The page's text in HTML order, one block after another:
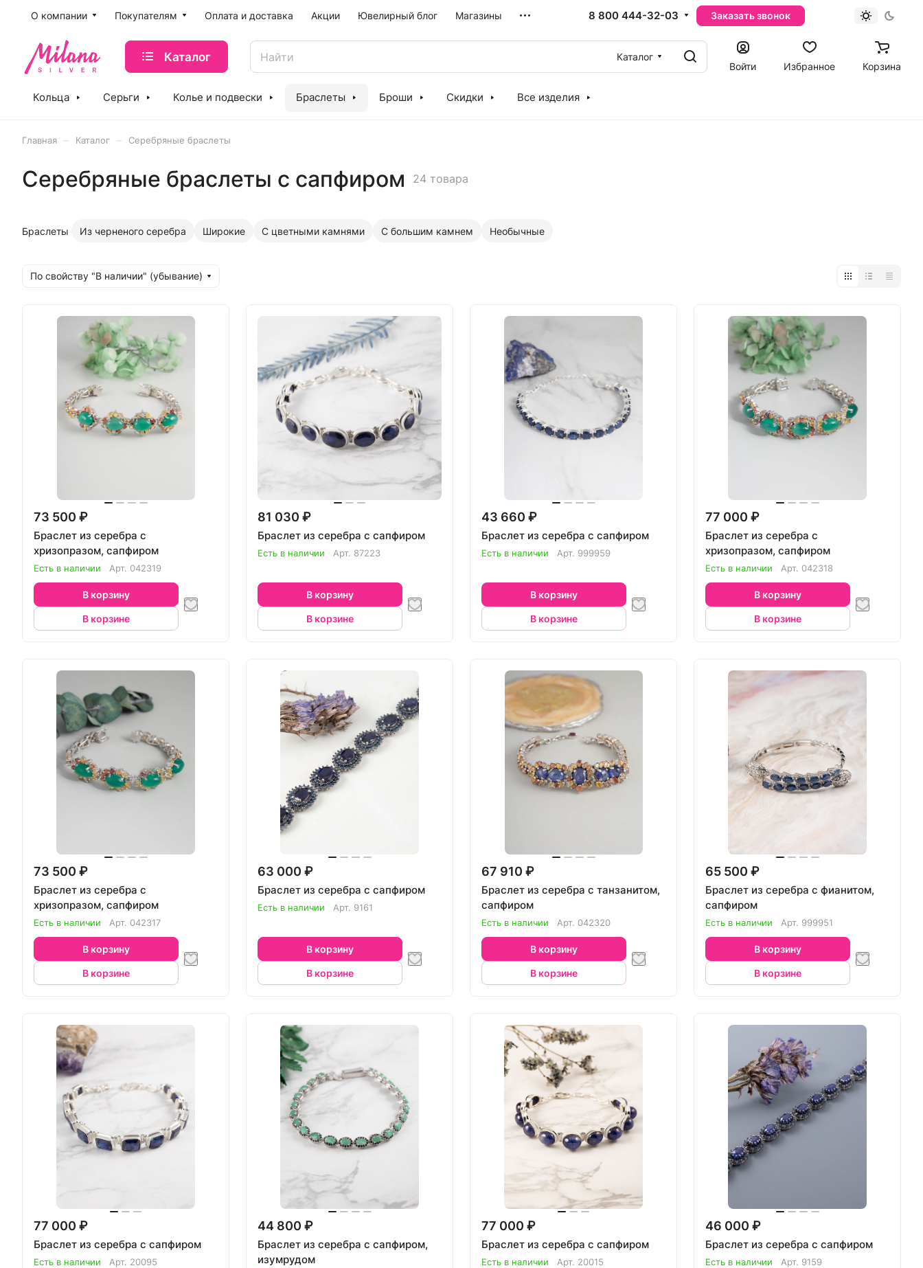
O компании Покупателям Оплата и доставка Акции Ювелирный блог Магазины 8 800 444-32-03 Заказать звонок
Каталог
Каталог
Войти
Избранное Корзина
Кольца Серьги Колье и подвески Браслеты Броши Скидки Все изделия
Главная Каталог Серебряные браслеты
Серебряные браслеты с сапфиром 24 товара
Браслеты Из черненого серебра Широкие С цветными камнями С большим камнем Необычные
По свойству "В наличии" (убывание)
73 500 ₽
Браслет из серебра с
хризопразом, сапфиром
Есть в наличии Арт. 042319
В корзину
В корзине
81 030 ₽
Браслет из серебра с сапфиром
Есть в наличии Арт. 87223
В корзину
В корзине
43 660 ₽
Браслет из серебра с сапфиром
Есть в наличии Арт. 999959
В корзину
В корзине
77 000 ₽
Браслет из серебра с
хризопразом, сапфиром
Есть в наличии Арт. 042318
В корзину
В корзине
73 500 ₽
Браслет из серебра с
хризопразом, сапфиром
Есть в наличии Арт. 042317
В корзину
В корзине
63 000 ₽
Браслет из серебра с сапфиром
Есть в наличии Арт. 9161
В корзину
В корзине
67 910 ₽
Браслет из серебра с танзанитом,
сапфиром
Есть в наличии Арт. 042320
В корзину
В корзине
65 500 ₽
Браслет из серебра с фианитом,
сапфиром
Есть в наличии Арт. 999951
В корзину
В корзине
77 000 ₽
Браслет из серебра с сапфиром
Есть в наличии Арт. 20095
44 800 ₽
Браслет из серебра с сапфиром,
изумрудом
77 000 ₽
Браслет из серебра с сапфиром
Есть в наличии Арт. 20015
46 000 ₽
Браслет из серебра с сапфиром
Есть в наличии Арт. 9159